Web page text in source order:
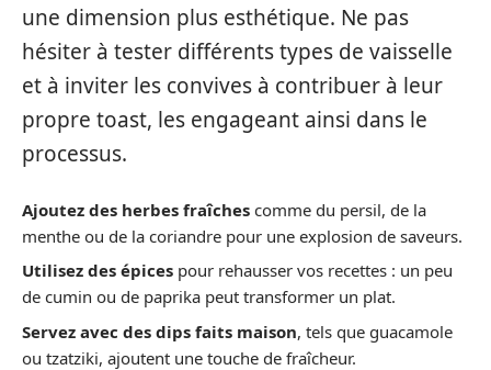
une dimension plus esthétique. Ne pas
hésiter à tester différents types de vaisselle
et à inviter les convives à contribuer à leur
propre toast, les engageant ainsi dans le
processus.
Ajoutez des herbes fraîches comme du persil, de la
menthe ou de la coriandre pour une explosion de saveurs.
Utilisez des épices pour rehausser vos recettes : un peu
de cumin ou de paprika peut transformer un plat.
Servez avec des dips faits maison, tels que guacamole
ou tzatziki, ajoutent une touche de fraîcheur.